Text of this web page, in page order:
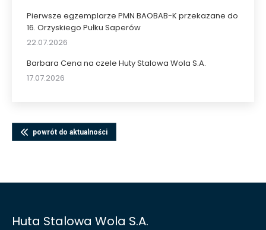
Pierwsze egzemplarze PMN BAOBAB-K przekazane do
16. Orzyskiego Pułku Saperów
22.07.2026
Barbara Cena na czele Huty Stalowa Wola S.A.
17.07.2026
powrót do aktualności
Huta Stalowa Wola S.A.